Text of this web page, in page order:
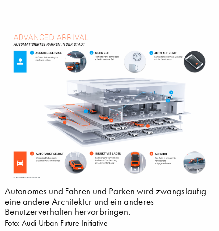
Autonomes und Fahren und Parken wird zwangsläufig
eine andere Architektur und ein anderes
Benutzerverhalten hervorbringen.
Foto: Audi Urban Future Initiative